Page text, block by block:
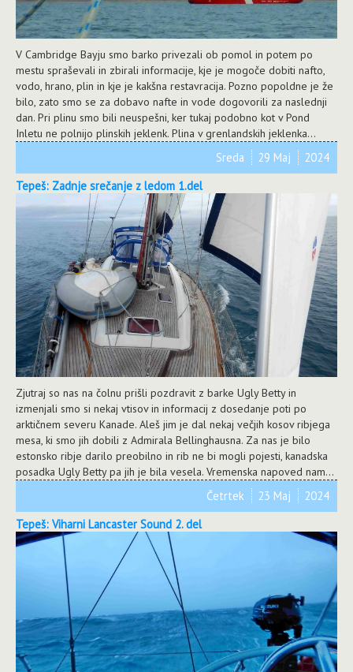
V Cambridge Bayju smo barko privezali ob pomol in potem po
mestu spraševali in zbirali informacije, kje je mogoče dobiti nafto,
vodo, hrano, plin in kje je kakšna restavracija. Pozno popoldne je že
bilo, zato smo se za dobavo nafte in vode dogovorili za naslednji
dan. Pri plinu smo bili neuspešni, ker tukaj podobno kot v Pond
Inletu ne polnijo plinskih jeklenk. Plina v grenlandskih jeklenka...
Tepeš: Zadnje srečanje z ledom 1.del
Zjutraj so nas na čolnu prišli pozdravit z barke Ugly Betty in
izmenjali smo si nekaj vtisov in informacij z dosedanje poti po
arktičnem severu Kanade. Aleš jim je dal nekaj večjih kosov ribjega
mesa, ki smo jih dobili z Admirala Bellinghausna. Za nas je bilo
estonsko ribje darilo preobilno in rib ne bi mogli pojesti, kanadska
posadka Ugly Betty pa jih je bila vesela. Vremenska napoved nam...
Sreda 29 Maj 2024
Tepeš: Viharni Lancaster Sound 2. del
Četrtek 23 Maj 2024